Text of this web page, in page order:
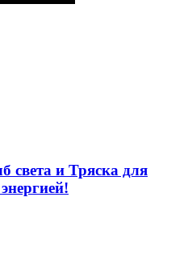
света и Тряска для